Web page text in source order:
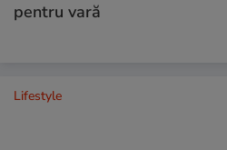
pentru vară
Lifestyle